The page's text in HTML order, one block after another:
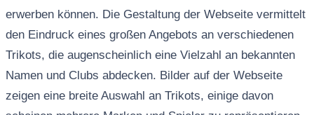
erwerben können. Die Gestaltung der Webseite vermittelt
den Eindruck eines großen Angebots an verschiedenen
Trikots, die augenscheinlich eine Vielzahl an bekannten
Namen und Clubs abdecken. Bilder auf der Webseite
zeigen eine breite Auswahl an Trikots, einige davon